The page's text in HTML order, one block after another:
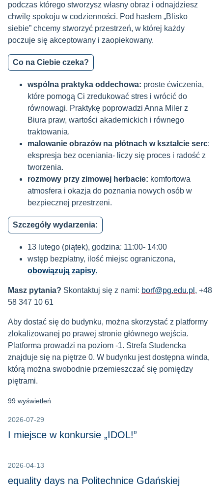
podczas którego stworzysz własny obraz i odnajdziesz
chwilę spokoju w codzienności. Pod hasłem „Blisko
siebie” chcemy stworzyć przestrzeń, w której każdy
poczuje się akceptowany i zaopiekowany.
Co na Ciebie czeka?
wspólna praktyka oddechowa: proste ćwiczenia,
które pomogą Ci zredukować stres i wrócić do
równowagi. Praktykę poprowadzi Anna Miler z
Biura praw, wartości akademickich i równego
traktowania.
malowanie obrazów na płótnach w kształcie serc:
ekspresja bez oceniania- liczy się proces i radość z
tworzenia.
rozmowy przy zimowej herbacie: komfortowa
atmosfera i okazja do poznania nowych osób w
bezpiecznej przestrzeni.
Szczegóły wydarzenia:
13 lutego (piątek), godzina: 11:00- 14:00
wstęp bezpłatny, ilość miejsc ograniczona,
obowiązują zapisy.
Masz pytania? Skontaktuj się z nami: borf@pg.edu.pl , +48
58 347 10 61
Aby dostać się do budynku, można skorzystać z platformy
zlokalizowanej po prawej stronie głównego wejścia.
Platforma prowadzi na poziom -1. Strefa Studencka
znajduje się na piętrze 0. W budynku jest dostępna winda,
którą można swobodnie przemieszczać się pomiędzy
piętrami.
99 wyświetleń
2026-07-29
I miejsce w konkursie „IDOL!”
2026-04-13
equality days na Politechnice Gdańskiej